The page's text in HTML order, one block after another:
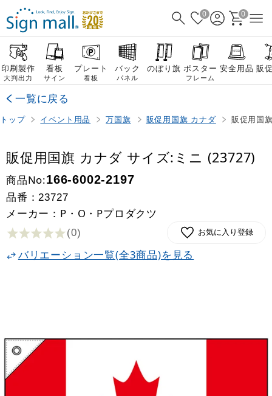
0 0
印刷製作
大判出力
看板
サイン
プレート
看板
バック
パネル
のぼり旗 ポスター
フレーム
安全用品 販
一覧に戻る
トップ イベント用品 万国旗 販促用国旗 カナダ 販促用国
販促用国旗 カナダ サイズ:ミニ (23727)
商品No:166-6002-2197
品番：23727
メーカー：P・O・Pプロダクツ
(0) お気に入り登録
バリエーション一覧(全3商品)を見る